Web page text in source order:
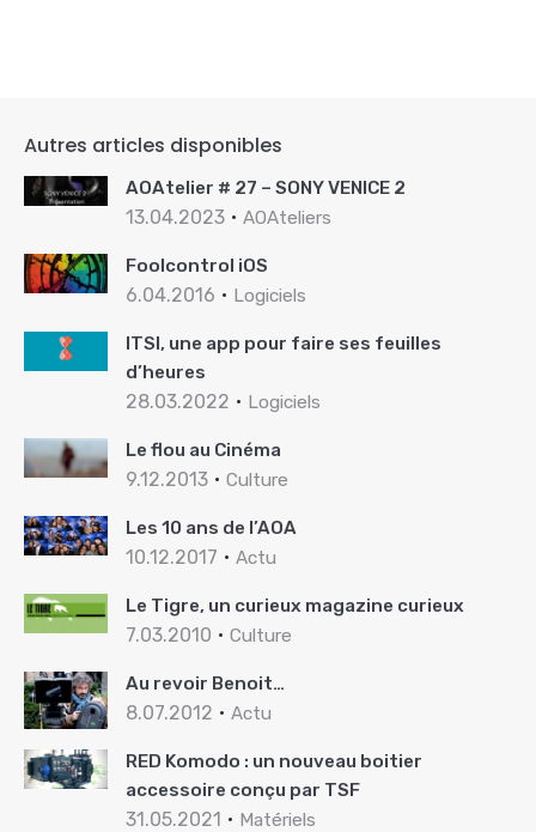
Autres articles disponibles
AOAtelier # 27 – SONY VENICE 2
13.04.2023 AOAteliers
Foolcontrol iOS
6.04.2016 Logiciels
ITSI, une app pour faire ses feuilles
d’heures
28.03.2022 Logiciels
Le flou au Cinéma
9.12.2013 Culture
Les 10 ans de l’AOA
10.12.2017 Actu
Le Tigre, un curieux magazine curieux
7.03.2010 Culture
Au revoir Benoit…
8.07.2012 Actu
RED Komodo : un nouveau boitier
accessoire conçu par TSF
31.05.2021 Matériels